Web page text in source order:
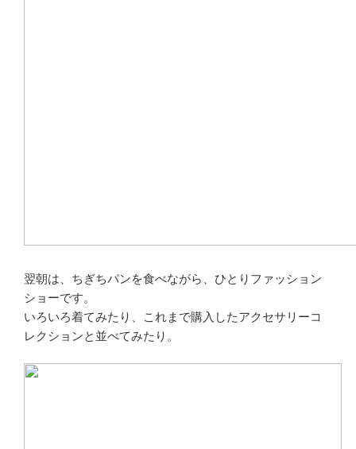
翌朝は、ちぎちパンを食べながら、ひとりファッション
ショーです。
いろいろ着てみたり、これまで購入したアクセサリーコ
レクションと並べてみたり。